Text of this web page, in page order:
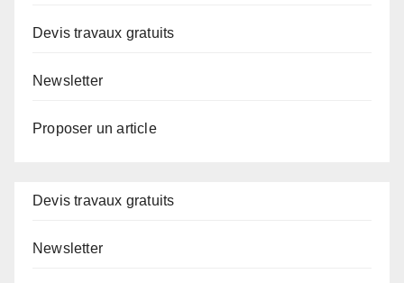
Devis travaux gratuits
Newsletter
Proposer un article
Devis travaux gratuits
Newsletter